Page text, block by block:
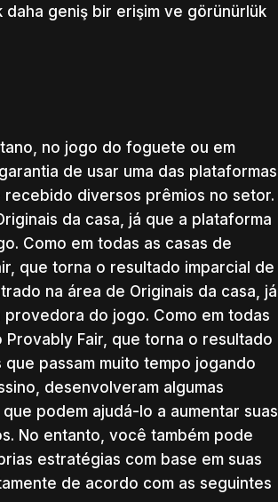
daha geniş bir erişim ve görünürlük
no jogo do foguete ou em
de usar uma das plataformas
diversos prêmios no setor.
da casa, já que a plataforma
Como em todas as casas de
que torna o resultado imparcial de
na área de Originais da casa, já
do jogo. Como em todas
Provably Fair, que torna o resultado
passam muito tempo jogando
desenvolveram algumas
podem ajudá-lo a aumentar suas
No entanto, você também pode
estratégias com base em suas
de acordo com as seguintes